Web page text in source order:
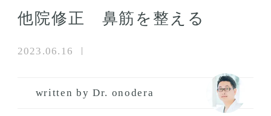
他院修正 鼻筋を整える
2023.06.16
written by Dr. onodera